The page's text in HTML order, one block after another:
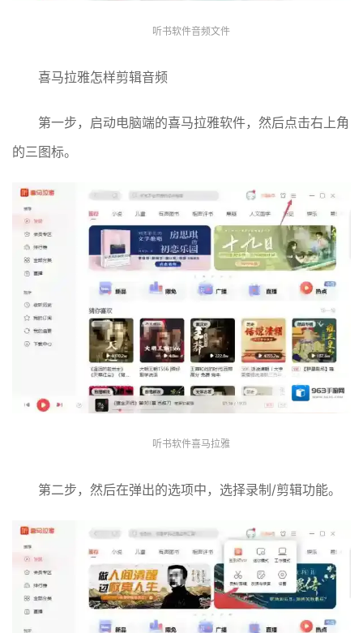
听书软件音频文件
喜马拉雅怎样剪辑音频
第一步，启动电脑端的喜马拉雅软件，然后点击右上角
的三图标。
听书软件喜马拉雅
第二步，然后在弹出的选项中，选择录制/剪辑功能。